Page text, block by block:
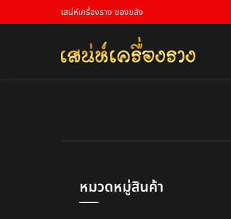
เสน่ห์เครื่องราง ของขลัง
หมวดหมู่สินค้า